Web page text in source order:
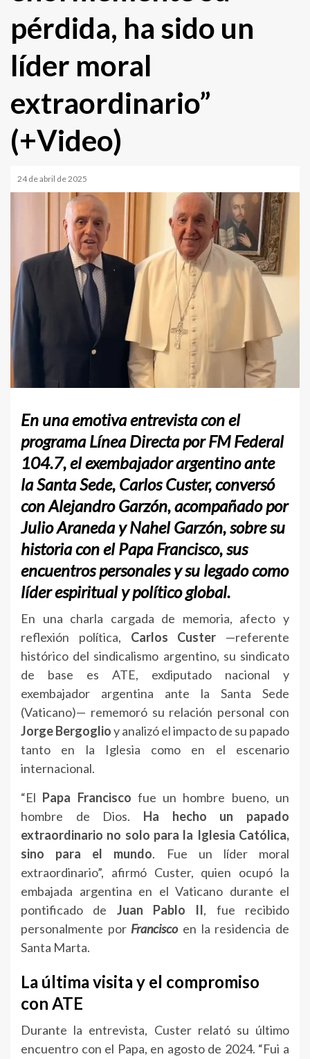
pérdida, ha sido un
líder moral
extraordinario”
(+Video)
24 de abril de 2025
En una emotiva entrevista con el
programa Línea Directa por FM Federal
104.7, el exembajador argentino ante
la Santa Sede, Carlos Custer, conversó
conAlejandro Garzón, acompañado por
Julio Araneda y Nahel Garzón, sobre su
historia con el Papa Francisco, sus
encuentros personales y su legado como
líder espiritual y político global.
En una charla cargada de memoria, afecto y
reflexión política, Carlos Custer —referente
histórico del sindicalismo argentino, su sindicato
de base es ATE, exdiputado nacional y
exembajador argentina ante la Santa Sede
(Vaticano)— rememoró su relación personal con
Jorge Bergoglioy analizó el impacto de su papado
tanto en la Iglesia como en el escenario
internacional.
“El Papa Francisco fue un hombre bueno, un
hombre de Dios. Ha hecho un papado
extraordinario no solo para la Iglesia Católica,
sino para el mundo. Fue un líder moral
extraordinario”, afirmó Custer, quien ocupó la
embajada argentina en el Vaticano durante el
pontificado de Juan Pablo II, fue recibido
personalmente por Franciscoen la residencia de
Santa Marta.
La última visita y el compromiso
con ATE
Durante la entrevista, Custer relató su último
encuentro con el Papa, en agosto de 2024. “Fui a